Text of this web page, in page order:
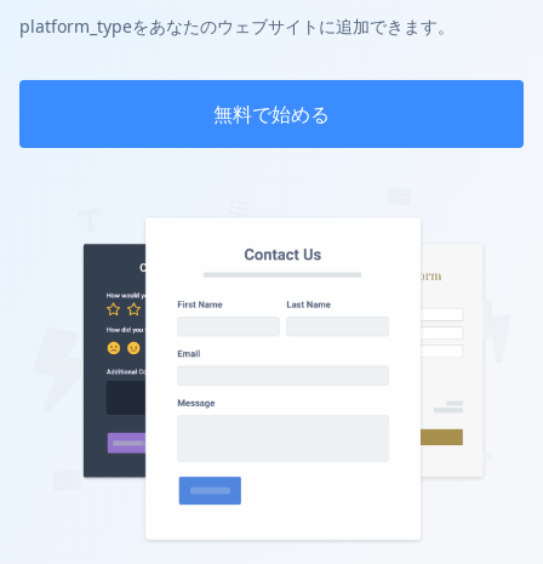
platform_typeをあなたのウェブサイトに追加できます。
無料で始める